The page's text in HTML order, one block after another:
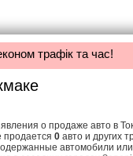
трафік та час!
о продаже авто в
продается 0 авто и других
автомобили